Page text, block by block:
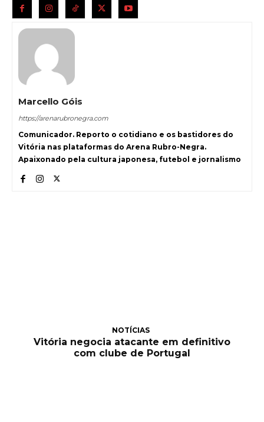
Marcello Góis
https://arenarubronegra.com
Comunicador. Reporto o cotidiano e os bastidores do
Vitória nas plataformas do Arena Rubro-Negra.
Apaixonado pela cultura japonesa, futebol e jornalismo
NOTÍCIAS
Vitória negocia atacante em definitivo
com clube de Portugal